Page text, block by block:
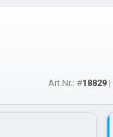
Art.Nr.: #18829|